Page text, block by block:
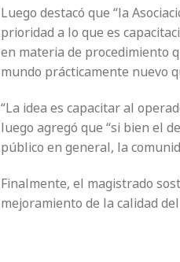
Luego destacó que “la
prioridad a lo que es
en materia de procedimiento
mundo prácticamente nuevo
“La idea es capacitar al
luego agregó que “si bien el
público en general, la
Finalmente, el magistrado
mejoramiento de la calidad